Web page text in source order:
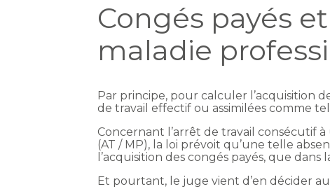
Congés payés
maladie
Par principe, pour calculer l’acquisition
de travail effectif ou assimilées comme
Concernant l’arrêt de travail consécutif
(AT / MP), la loi prévoit qu’une telle
l’acquisition des congés payés, que
Et pourtant, le juge vient d’en décider